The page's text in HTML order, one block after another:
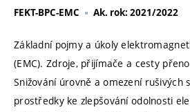
FEKT-BPC-EMC Ak. rok: 2021/2022
Základní pojmy a úkoly
(EMC). Zdroje, přijímače a cesty
Snižování úrovně a omezení rušivých
prostředky ke zlepšování odolnosti